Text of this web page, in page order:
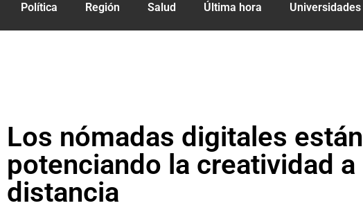
Política Región Salud Última hora Universidades
Los nómadas digitales están
potenciando la creatividad a
distancia